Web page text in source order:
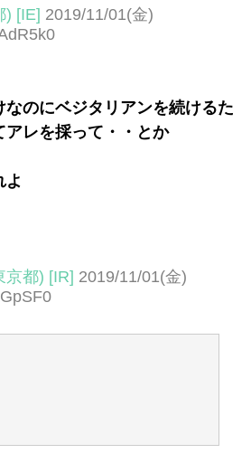
) [IE] 2019/11/01(金)
なのにベジタリアンを続けるた
レを採って・・とか
よ
京都) [IR] 2019/11/01(金)